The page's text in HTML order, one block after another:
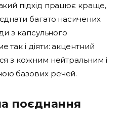
підхід працює краще,
багато насичених
з капсульного
так і діяти: акцентний
з кожним нейтральним і
базових речей.
поєднання